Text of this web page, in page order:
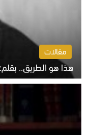
مقالات
هذا هو الطريق..
الخميس 6 أغسطس 2026 10:52 ص